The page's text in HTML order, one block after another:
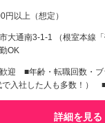
円以上（想定）
大通南3-1-1 （根室本線
OK
迎 ■年齢・転職回数・ブ
で入社した人も多数！）
詳細を見る